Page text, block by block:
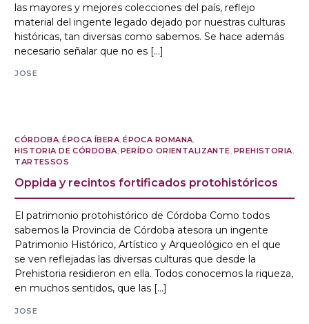
las mayores y mejores colecciones del país, reflejo
material del ingente legado dejado por nuestras culturas
históricas, tan diversas como sabemos. Se hace además
necesario señalar que no es […]
JOSE
CÓRDOBA,ÉPOCA ÍBERA,ÉPOCA ROMANA,
HISTORIA DE CÓRDOBA, PERÍDO ORIENTALIZANTE, PREHISTORIA,
TARTESSOS
Oppida y recintos fortificados protohistóricos
El patrimonio protohistórico de Córdoba Como todos
sabemos la Provincia de Córdoba atesora un ingente
Patrimonio Histórico, Artístico y Arqueológico en el que
se ven reflejadas las diversas culturas que desde la
Prehistoria residieron en ella. Todos conocemos la riqueza,
en muchos sentidos, que las […]
JOSE